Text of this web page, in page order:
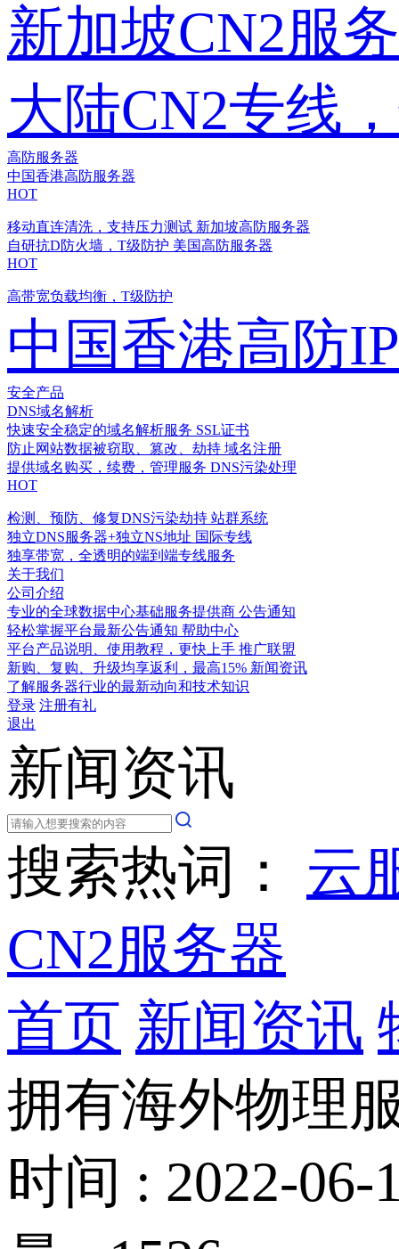
新加坡CN2服
大陆CN2专线
高防服务器
中国香港高防服务器
HOT
移动直连清洗，支持压力测试 新加坡高防服务器
自研抗D防火墙，T级防护 美国高防服务器
HOT
高带宽负载均衡，T级防护
中国香港高防IP
安全产品
DNS域名解析
快速安全稳定的域名解析服务 SSL证书
防止网站数据被窃取、篡改、劫持 域名注册
提供域名购买，续费，管理服务 DNS污染处理
HOT
检测、预防、修复DNS污染劫持 站群系统
独立DNS服务器+独立NS地址 国际专线
独享带宽，全透明的端到端专线服务
关于我们
公司介绍
专业的全球数据中心基础服务提供商 公告通知
轻松掌握平台最新公告通知 帮助中心
平台产品说明、使用教程，更快上手 推广联盟
新购、复购、升级均享返利，最高15% 新闻资讯
了解服务器行业的最新动向和技术知识
登录 注册有礼
退出
新闻资讯
搜索热词： 云
CN2服务器
首页 新闻资讯
拥有海外物理
时间 : 2022-06-